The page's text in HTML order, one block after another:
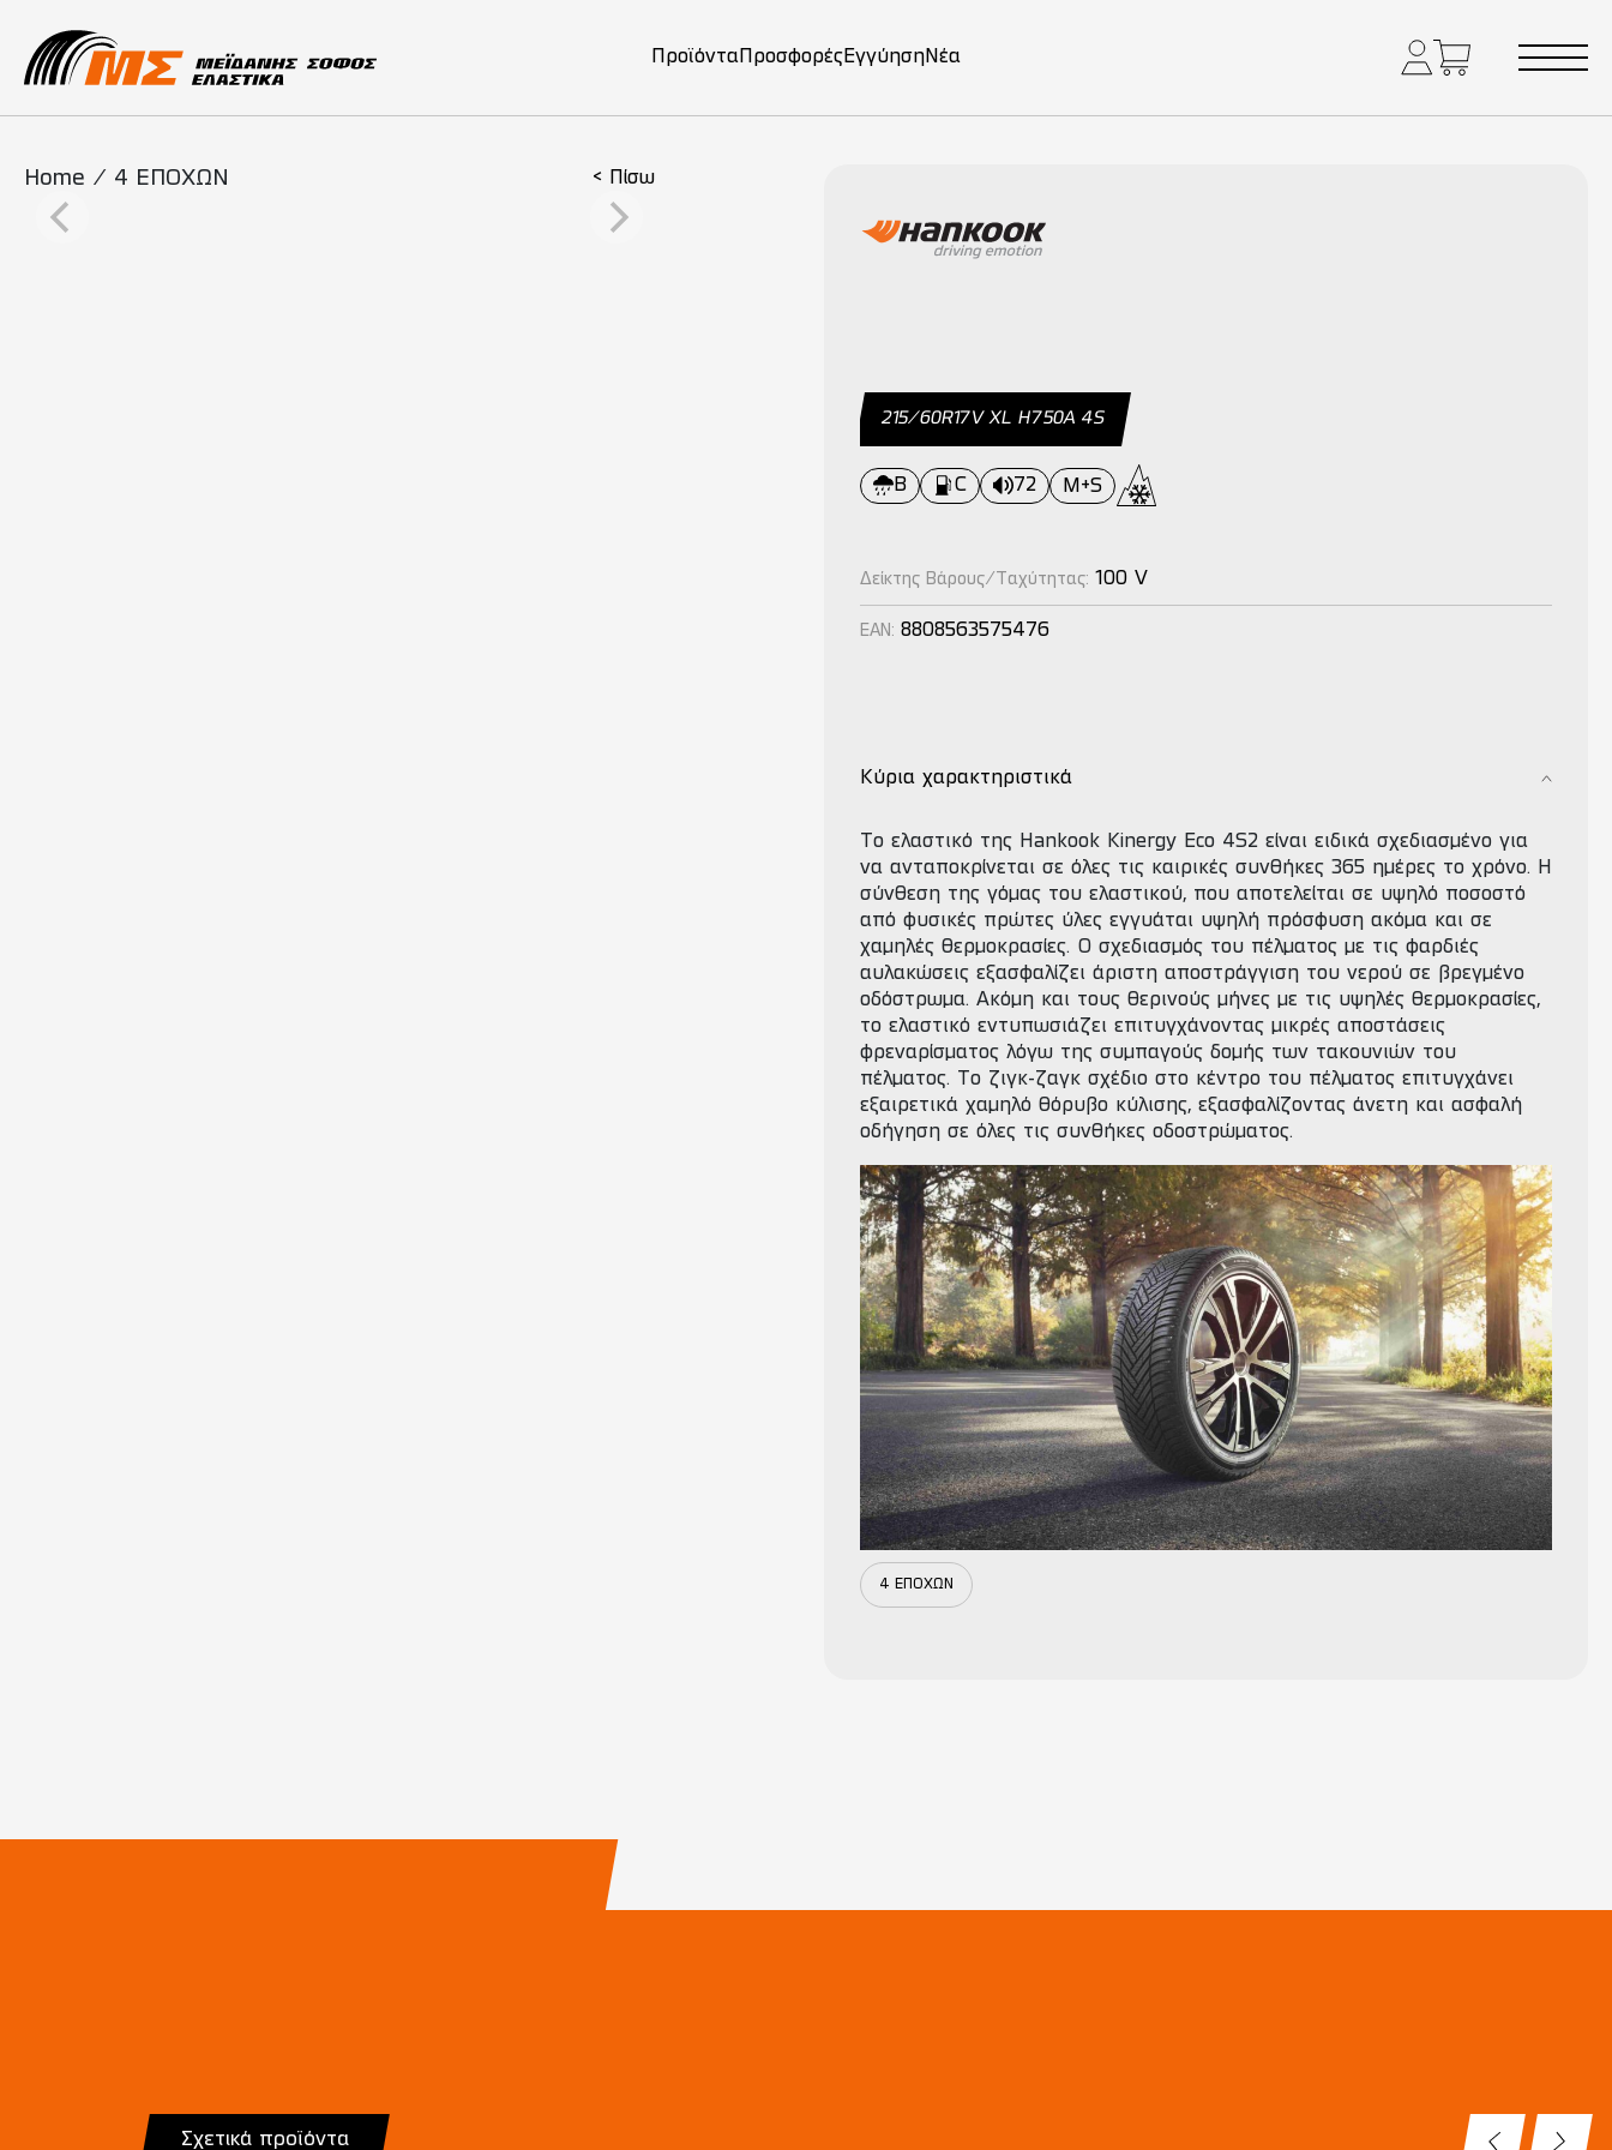
Main Navigation
Προϊόντα Προσφορές Εγγύηση Νέα
Home / 4 ΕΠΟΧΩΝ < Πίσω
215/60R17V XL H750A 4S
B C 72 M+S
Δείκτης Βάρους/Ταχύτητας: 100 V
EAN: 8808563575476
Κύρια χαρακτηριστικά
Tο ελαστικό της Hankook Kinergy Eco 4S2 είναι ειδικά σχεδιασμένο για
να ανταποκρίνεται σε όλες τις καιρικές συνθήκες 365 ημέρες το χρόνο. H
σύνθεση της γόμας του ελαστικού, που αποτελείται σε υψηλό ποσοστό
από φυσικές πρώτες ύλες εγγυάται υψηλή πρόσφυση ακόμα και σε
χαμηλές θερμοκρασίες. Ο σχεδιασμός του πέλματος με τις φαρδιές
αυλακώσεις εξασφαλίζει άριστη αποστράγγιση του νερού σε βρεγμένο
οδόστρωμα. Ακόμη και τους θερινούς μήνες με τις υψηλές θερμοκρασίες,
το ελαστικό εντυπωσιάζει επιτυγχάνοντας μικρές αποστάσεις
φρεναρίσματος λόγω της συμπαγούς δομής των τακουνιών του
πέλματος. Το ζιγκ-ζαγκ σχέδιο στο κέντρο του πέλματος επιτυγχάνει
εξαιρετικά χαμηλό θόρυβο κύλισης, εξασφαλίζοντας άνετη και ασφαλή
οδήγηση σε όλες τις συνθήκες οδοστρώματος.
4 ΕΠΟΧΩΝ
Σχετικά προϊόντα